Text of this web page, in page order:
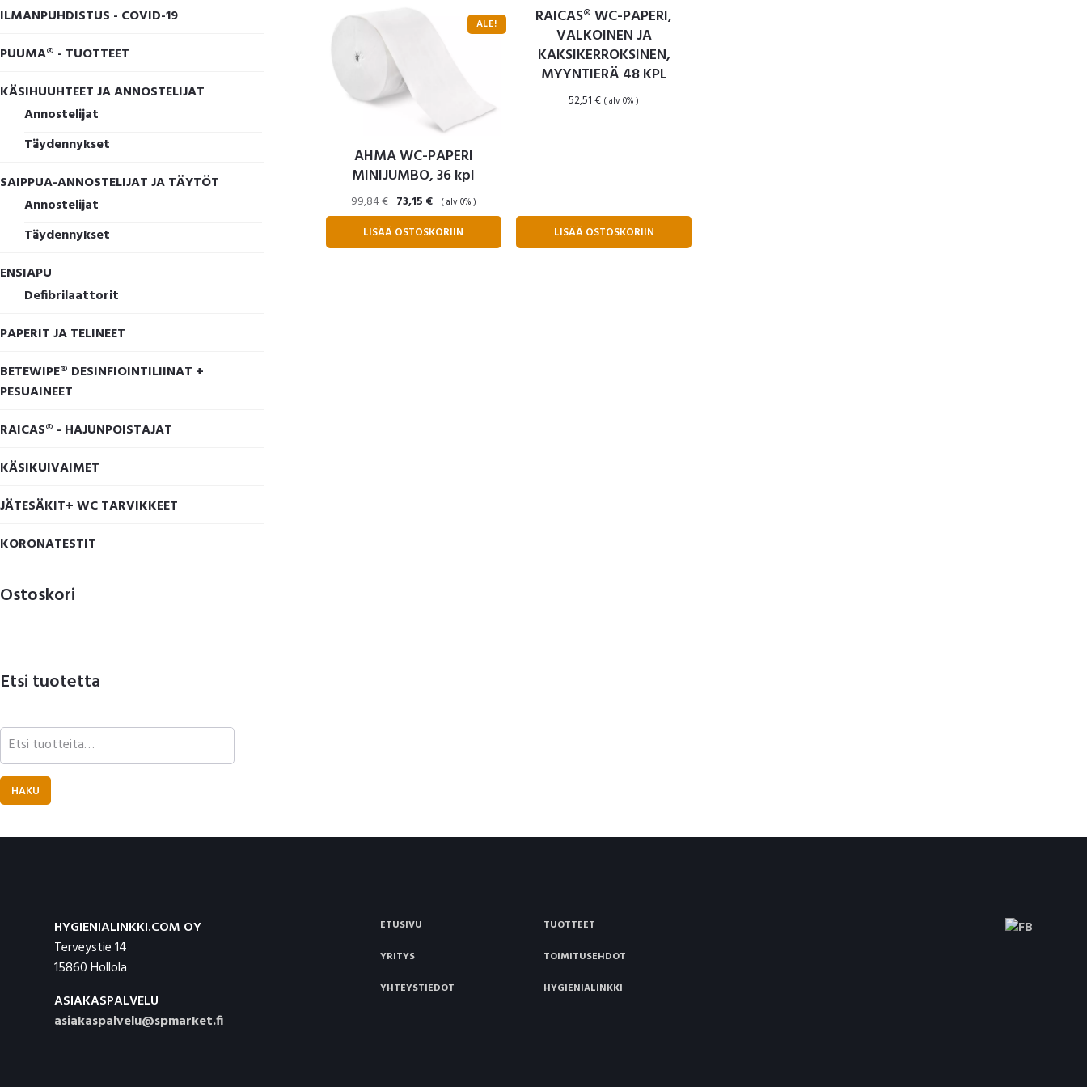
ALE!
AHMA WC-PAPERI
MINIJUMBO, 36 kpl
99,84€ Alkuperäinen
hinta
oli:
99,84 €.
73,15 € Nykyinen
hinta
on:
73,15 €.
( alv 0% )
LISÄÄ OSTOSKORIIN
RAICAS® WC-PAPERI,
VALKOINEN JA
KAKSIKERROKSINEN,
MYYNTIERÄ 48 KPL
52,51€ ( alv 0% )
LISÄÄ OSTOSKORIIN
ILMANPUHDISTUS - COVID-19
PUUMA® - TUOTTEET
KÄSIHUUHTEET JA ANNOSTELIJAT
Annostelijat
Täydennykset
SAIPPUA-ANNOSTELIJAT JA TÄYTÖT
Annostelijat
Täydennykset
ENSIAPU
Defibrilaattorit
PAPERIT JA TELINEET
BETEWIPE® DESINFIOINTILIINAT +
PESUAINEET
RAICAS® - HAJUNPOISTAJAT
KÄSIKUIVAIMET
JÄTESÄKIT+ WC TARVIKKEET
KORONATESTIT
Ostoskori
Etsi tuotetta
Etsi:
HAKU
HYGIENIALINKKI.COM OY
Terveystie 14
15860 Hollola
ASIAKASPALVELU
asiakaspalvelu@spmarket.fi
ETUSIVU
TUOTTEET
YRITYS
TOIMITUSEHDOT
YHTEYSTIEDOT
HYGIENIALINKKI